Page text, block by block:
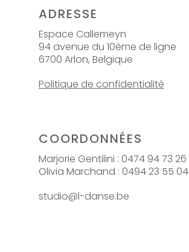
ADRESSE
Espace Callemeyn
94 avenue du 10ème de ligne
6700 Arlon, Belgique
Politique de confidentialité
COORDONNÉES
Marjorie Gentilini : 0474 94 73 26
Olivia Marchand : 0494 23 55 04
studio@l-danse.be